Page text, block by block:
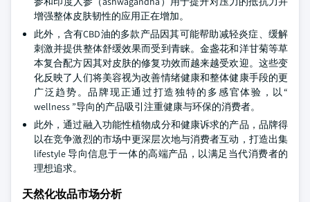
增强整体皮肤韧性的应用正在增加。
此外，含有CBD油的多款产品因其可能帮助减轻炎症、缓解
刺激并提供整体舒缓效果而受到青睐。金盏花和洋甘菊等草
本复合配方因其对皮肤的修复功效而越来越受欢迎。这些变
化反映了人们将美容视为改善情绪健康和整体健康手段的更
广泛趋势。品牌现正通过打造独特的多感官体验，以“
wellness ”导向的产品吸引注重健康与环保的消费者。
此外，通过融入功能性植物成分和健康诉求的产品，品牌得
以在竞争激烈的市场中更深层次地与消费者互动，打造出集
lifestyle 导向信息于一体的高端产品，以满足当代消费者的
理想追求。
天然化妆品市场分析